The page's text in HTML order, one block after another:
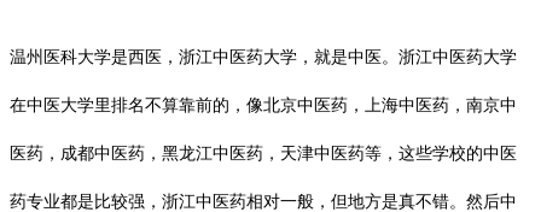
温州医科大学是西医，浙江中医药大学，就是中医。浙江中医药大学
在中医大学里排名不算靠前的，像北京中医药，上海中医药，南京中
医药，成都中医药， 黑龙江中医药 ，天津中医药等，这些学校的中医
药专业都是比较强，浙江中医药相对一般，但地方是真不错。然后中